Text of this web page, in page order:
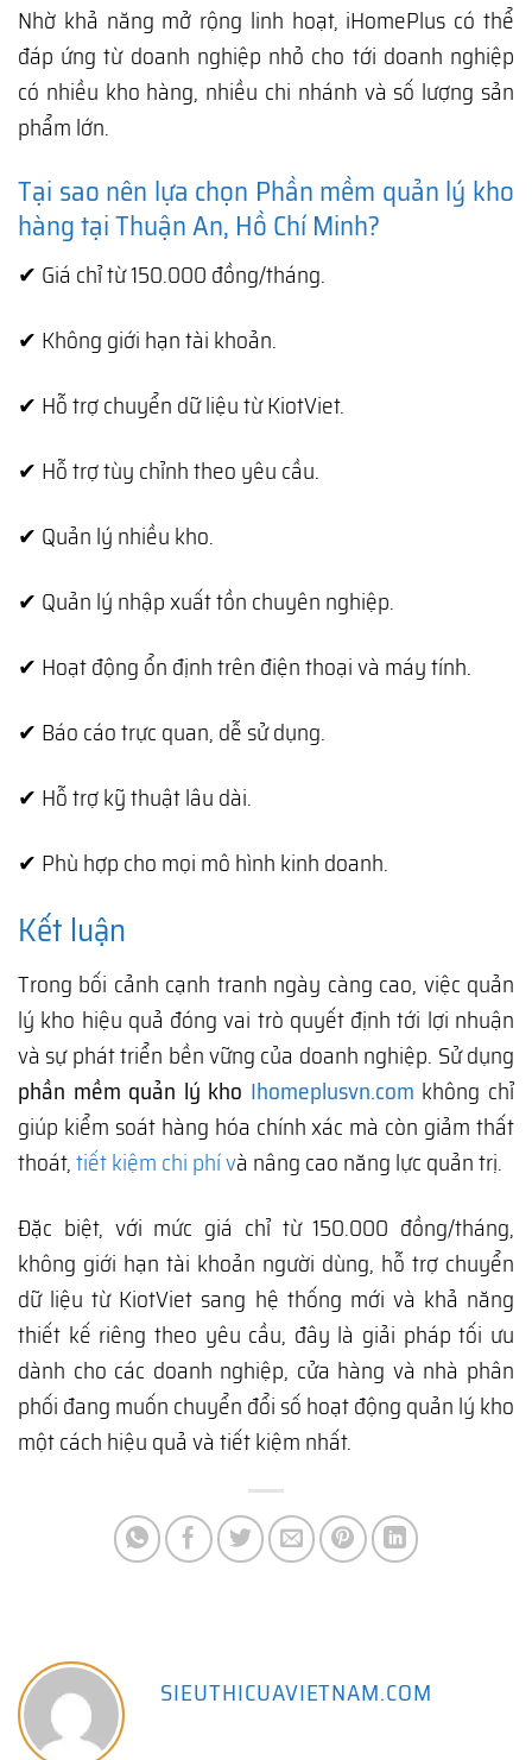
Nhờ khả năng mở rộng linh hoạt, iHomePlus có thể
đáp ứng từ doanh nghiệp nhỏ cho tới doanh nghiệp
có nhiều kho hàng, nhiều chi nhánh và số lượng sản
phẩm lớn.
Tại sao nên lựa chọn Phần mềm quản lý kho
hàng tại Thuận An, Hồ Chí Minh?
✔ Giá chỉ từ 150.000 đồng/tháng.
✔ Không giới hạn tài khoản.
✔ Hỗ trợ chuyển dữ liệu từ KiotViet.
✔ Hỗ trợ tùy chỉnh theo yêu cầu.
✔ Quản lý nhiều kho.
✔ Quản lý nhập xuất tồn chuyên nghiệp.
✔ Hoạt động ổn định trên điện thoại và máy tính.
✔ Báo cáo trực quan, dễ sử dụng.
✔ Hỗ trợ kỹ thuật lâu dài.
✔ Phù hợp cho mọi mô hình kinh doanh.
Kết luận
Trong bối cảnh cạnh tranh ngày càng cao, việc quản
lý kho hiệu quả đóng vai trò quyết định tới lợi nhuận
và sự phát triển bền vững của doanh nghiệp. Sử dụng
phần mềm quản lý kho Ihomeplusvn.com không chỉ
giúp kiểm soát hàng hóa chính xác mà còn giảm thất
thoát,tiết kiệm chi phí và nâng cao năng lực quản trị.
Đặc biệt, với mức giá chỉ từ 150.000 đồng/tháng,
không giới hạn tài khoản người dùng, hỗ trợ chuyển
dữ liệu từ KiotViet sang hệ thống mới và khả năng
thiết kế riêng theo yêu cầu, đây là giải pháp tối ưu
dành cho các doanh nghiệp, cửa hàng và nhà phân
phối đang muốn chuyển đổi số hoạt động quản lý kho
một cách hiệu quả và tiết kiệm nhất.
SIEUTHICUAVIETNAM.COM